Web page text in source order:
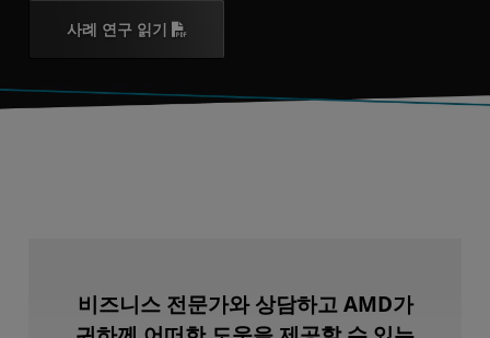
사례 연구 읽기
비즈니스 전문가와 상담하고 AMD가